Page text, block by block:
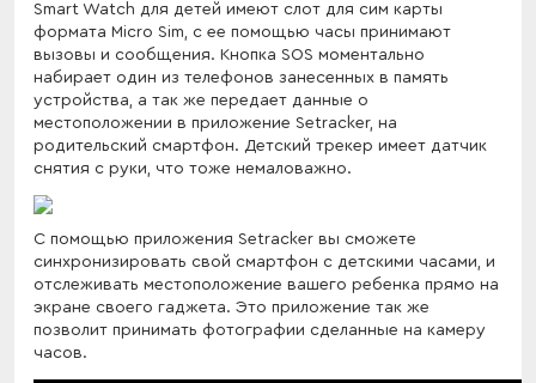
Smart Watch для детей имеют слот для сим карты
формата Micro Sim, с ее помощью часы принимают
вызовы и сообщения. Кнопка SOS моментально
набирает один из телефонов занесенных в память
устройства, а так же передает данные о
местоположении в приложение Setracker, на
родительский смартфон. Детский трекер имеет датчик
снятия с руки, что тоже немаловажно.
С помощью приложения Setracker вы сможете
синхронизировать свой смартфон с детскими часами, и
отслеживать местоположение вашего ребенка прямо на
экране своего гаджета. Это приложение так же
позволит принимать фотографии сделанные на камеру
часов.